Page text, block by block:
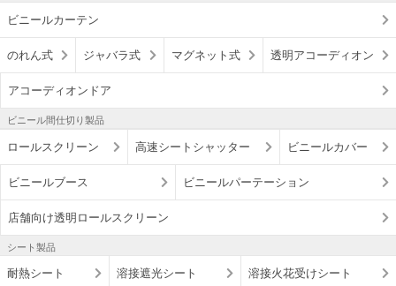
ビニールカーテン
のれん式 ジャバラ式 マグネット式 透明アコーディオン
アコーディオンドア
ビニール間仕切り製品
ロールスクリーン 高速シートシャッター ビニールカバー
ビニールブース ビニールパーテーション
店舗向け透明ロールスクリーン
シート製品
耐熱シート 溶接遮光シート 溶接火花受けシート